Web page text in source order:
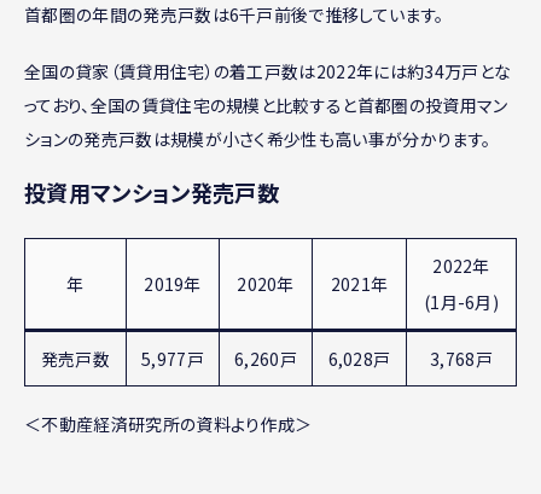
首都圏の年間の発売戸数は6千戸前後で推移しています。
全国の貸家（賃貸用住宅）の着工戸数は2022年には約34万戸とな
っており、全国の賃貸住宅の規模と比較すると首都圏の投資用マン
ションの発売戸数は規模が小さく希少性も高い事が分かります。
投資用マンション発売戸数
年 2019年 2020年 2021年
2022年
(1月-6月)
発売戸数 5,977戸 6,260戸 6,028戸 3,768戸
＜不動産経済研究所の資料より作成＞